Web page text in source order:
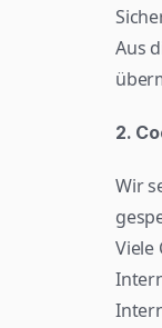
Aus
2.
Wir
Viele